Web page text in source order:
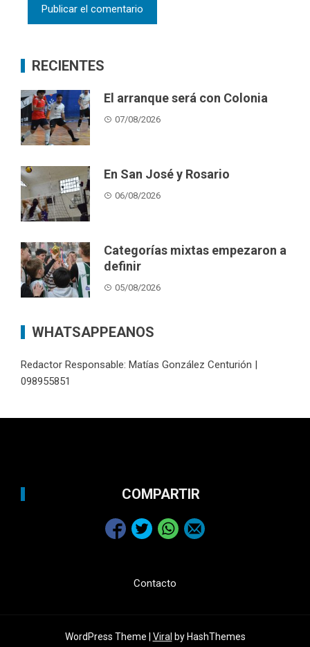
RECIENTES
El arranque será con Colonia
07/08/2026
En San José y Rosario
06/08/2026
Categorías mixtas empezaron a
definir
05/08/2026
WHATSAPPEANOS
Redactor Responsable: Matías González Centurión |
098955851
COMPARTIR
Contacto
WordPress Theme | Viral by HashThemes